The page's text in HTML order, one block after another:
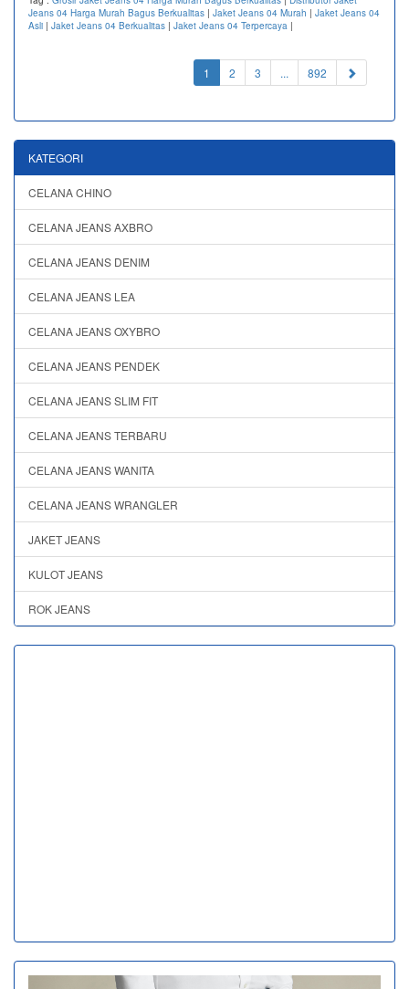
Jeans 04 Harga Murah Bagus Berkualitas | Jaket Jeans 04 Murah | Jaket Jeans 04
Asli | Jaket Jeans 04 Berkualitas | Jaket Jeans 04 Terpercaya |
1 (current)
2 3 ... 892
KATEGORI
CELANA CHINO
CELANA JEANS AXBRO
CELANA JEANS DENIM
CELANA JEANS LEA
CELANA JEANS OXYBRO
CELANA JEANS PENDEK
CELANA JEANS SLIM FIT
CELANA JEANS TERBARU
CELANA JEANS WANITA
CELANA JEANS WRANGLER
JAKET JEANS
KULOT JEANS
ROK JEANS